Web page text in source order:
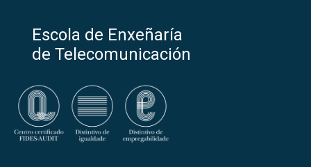
Escola de Enxeñaría
de Telecomunicación